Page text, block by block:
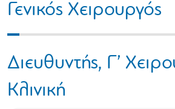
Γενικός Χειρουργός
Διευθυντής, Γ’
Κλινική